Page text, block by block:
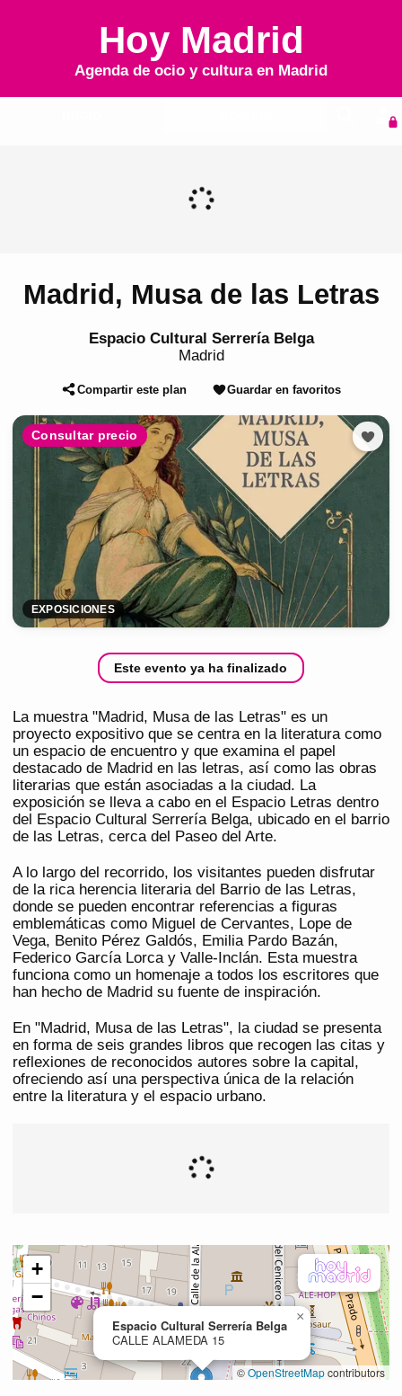
Hoy Madrid
Agenda de ocio y cultura en Madrid
Madrid, Musa de las Letras
Espacio Cultural Serrería Belga
Madrid
Compartir este plan Guardar en favoritos
Consultar precio
EXPOSICIONES
Este evento ya ha finalizado
La muestra "Madrid, Musa de las Letras" es un
proyecto expositivo que se centra en la literatura como
un espacio de encuentro y que examina el papel
destacado de Madrid en las letras, así como las obras
literarias que están asociadas a la ciudad. La
exposición se lleva a cabo en el Espacio Letras dentro
del Espacio Cultural Serrería Belga, ubicado en el barrio
de las Letras, cerca del Paseo del Arte.
A lo largo del recorrido, los visitantes pueden disfrutar
de la rica herencia literaria del Barrio de las Letras,
donde se pueden encontrar referencias a figuras
emblemáticas como Miguel de Cervantes, Lope de
Vega, Benito Pérez Galdós, Emilia Pardo Bazán,
Federico García Lorca y Valle-Inclán. Esta muestra
funciona como un homenaje a todos los escritores que
han hecho de Madrid su fuente de inspiración.
En "Madrid, Musa de las Letras", la ciudad se presenta
en forma de seis grandes libros que recogen las citas y
reflexiones de reconocidos autores sobre la capital,
ofreciendo así una perspectiva única de la relación
entre la literatura y el espacio urbano.